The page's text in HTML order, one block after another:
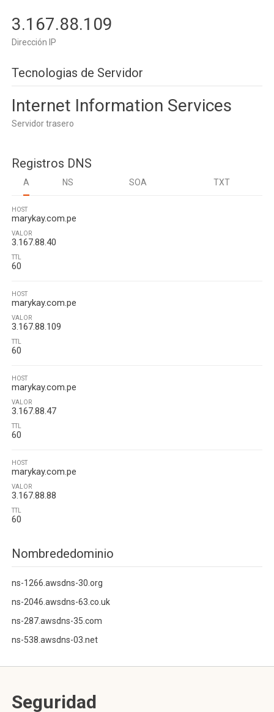
3.167.88.109
Dirección IP
Tecnologias de Servidor
Internet Information Services
Servidor trasero
Registros DNS
A NS SOA TXT
HOST
marykay.com.pe
VALOR
3.167.88.40
TTL
60
HOST
marykay.com.pe
VALOR
3.167.88.109
TTL
60
HOST
marykay.com.pe
VALOR
3.167.88.47
TTL
60
HOST
marykay.com.pe
VALOR
3.167.88.88
TTL
60
Nombrededominio
ns-1266.awsdns-30.org
ns-2046.awsdns-63.co.uk
ns-287.awsdns-35.com
ns-538.awsdns-03.net
Seguridad